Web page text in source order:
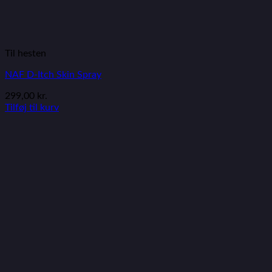
Til hesten
NAF D-Itch Skin Spray
299,00 kr.
Tilføj til kurv